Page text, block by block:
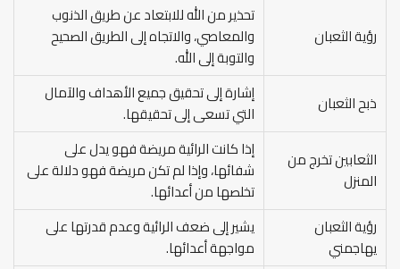
رؤية الثعبان
تحذير من الله للابتعاد عن طريق الذنوب
والمعاصي، والاتجاه إلى الطريق الصحيح
والتوبة إلى الله.
ذبح الثعبان
إشارة إلى تحقيق جميع الأهداف والآمال
التي تسعى إلى تحقيقها.
الثعابين تخرج من
المنزل
إذا كانت الرائية مريضة فهو يدل على
شفائها، وإذا لم تكن مريضة فهو دلالة على
تخلصها من أعدائها.
رؤية الثعبان
يهاجمني
يشير إلى ضعف الرائية وعدم قدرتها على
مواجهة أعدائها.